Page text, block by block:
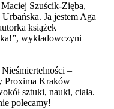
Szuścik-Zięba⁠⁠⁠,
Ja jestem ⁠⁠⁠Aga
książek
wykładowczyni
–
Proxima Kraków⁠
sztuki, nauki, ciała.
polecamy!